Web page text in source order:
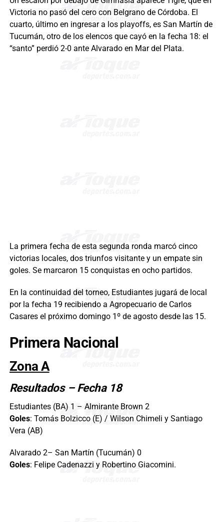
Victoria no pasó del cero con Belgrano de Córdoba. El
cuarto, último en ingresar a los playoffs, es San Martín de
Tucumán, otro de los elencos que cayó en la fecha 18: el
“santo” perdió 2-0 ante Alvarado en Mar del Plata.
La primera fecha de esta segunda ronda marcó cinco
victorias locales, dos triunfos visitante y un empate sin
goles. Se marcaron 15 conquistas en ocho partidos.
En la continuidad del torneo, Estudiantes jugará de local
por la fecha 19 recibiendo a Agropecuario de Carlos
Casares el próximo domingo 1º de agosto desde las 15.
Primera Nacional
Zona A
Resultados – Fecha 18
Estudiantes (BA) 1 – Almirante Brown 2
Goles: Tomás Bolzicco (E) / Wilson Chimeli y Santiago
Vera (AB)
Alvarado 2– San Martín (Tucumán) 0
Goles: Felipe Cadenazzi y Robertino Giacomini.